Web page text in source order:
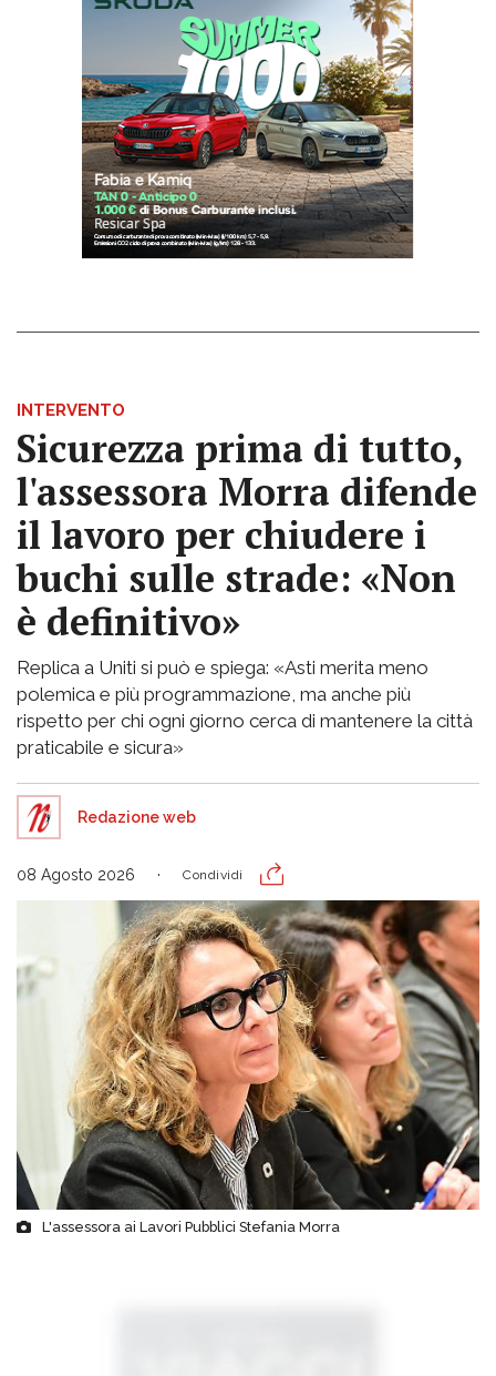
INTERVENTO
Sicurezza prima di tutto,
l'assessora Morra difende
il lavoro per chiudere i
buchi sulle strade: «Non
è definitivo»
Replica a Uniti si può e spiega: «Asti merita meno
polemica e più programmazione, ma anche più
rispetto per chi ogni giorno cerca di mantenere la città
praticabile e sicura»
Redazione web
08 Agosto 2026 Condividi
L'assessora ai Lavori Pubblici Stefania Morra